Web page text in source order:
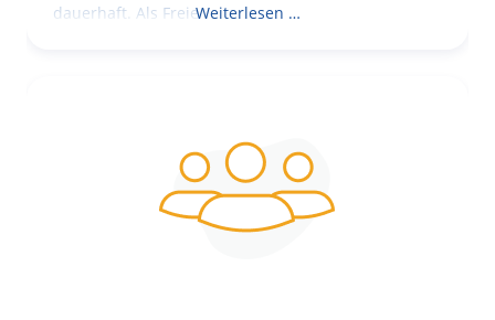
dauerhaft. Als FreieWeiterlesen …